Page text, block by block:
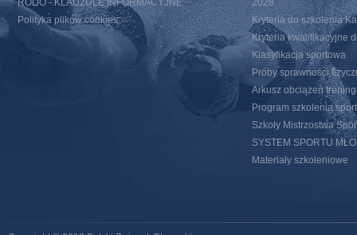
RODO - KLAUZULE INFORMACYJNE
Polityka plików cookies
2028
Kryteria do szkolenia
Kryteria kwalifikacyjne
Klasyfikacja sportowa
Próby sprawności
Arkusz obciążeń
Program szkolenia
Szkoły Mistrzostwa
SYSTEM SPORTU
Materiały szkoleniowe